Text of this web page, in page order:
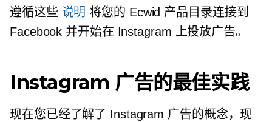
遵循这些 说明 将您的 Ecwid 产品目录连接到
Facebook 并开始在 Instagram 上投放广告。
Instagram 广告的最佳实践
现在您已经了解了 Instagram 广告的概念，现